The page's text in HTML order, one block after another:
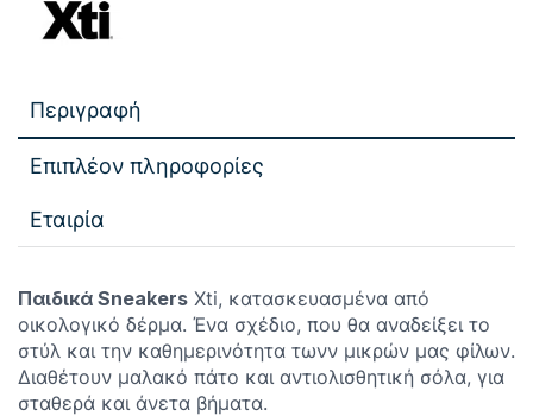
Περιγραφή
Επιπλέον πληροφορίες
Εταιρία
Παιδικά Sneakers Xti, κατασκευασμένα από
οικολογικό δέρμα. Ένα σχέδιο, που θα αναδείξει το
στύλ και την καθημερινότητα τωνν μικρών μας φίλων.
Διαθέτουν μαλακό πάτο και αντιολισθητική σόλα, για
σταθερά και άνετα βήματα.